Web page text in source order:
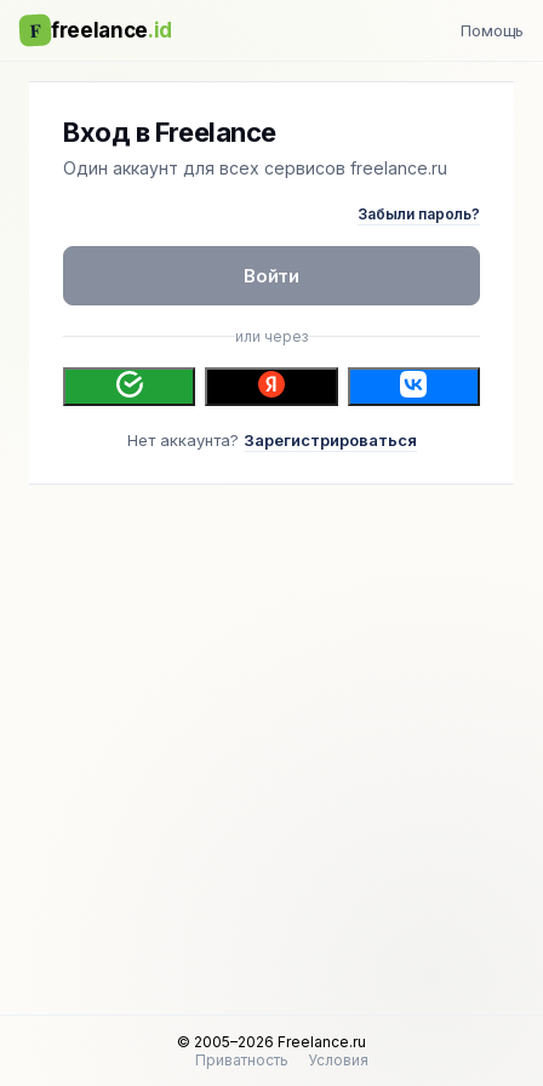
F freelance.id Помощь
Вход в Freelance
Один аккаунт для всех сервисов freelance.ru
Забыли пароль?
Войти
или через
Нет аккаунта? Зарегистрироваться
© 2005–2026 Freelance.ru
Приватность
Условия